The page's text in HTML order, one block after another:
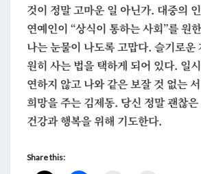
것이 정말 고마운 일 아닌가. 대중의
연예인이 “상식이 통하는 사회”를 원
나는 눈물이 나도록 고맙다. 슬기로운
원히 사는 법을 택하게 되어 있다. 일
연하지 않고 나와 같은 보잘 것 없는
희망을 주는 김제동. 당신 정말 괜찮
건강과 행복을 위해 기도한다.
Share this: